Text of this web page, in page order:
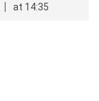
at 14:35